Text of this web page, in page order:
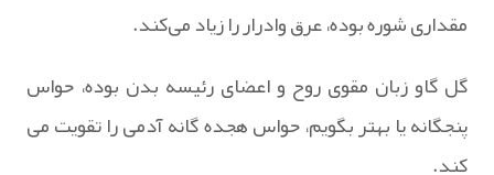
مقداری شوره بوده، عرق وادرار را زیاد می‌کند.
گل گاو زبان مقوی روح و اعضای رئیسه بدن بوده، حواس
پنجگانه یا بهتر بگویم، حواس هجده گانه آدمی را تقویت می
کند.